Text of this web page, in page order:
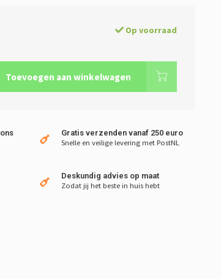
Op voorraad
Toevoegen aan winkelwagen
Gratis verzenden vanaf 250 euro
Snelle en veilige levering met PostNL
Deskundig advies op maat
Zodat jij het beste in huis hebt